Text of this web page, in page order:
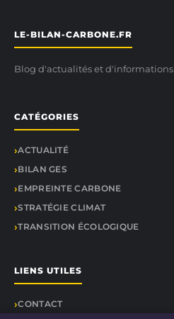
LE-BILAN-CARBONE.FR
Blog d'actualités et d'informations
CATÉGORIES
ACTUALITÉ
BILAN GES
EMPREINTE CARBONE
STRATÉGIE CLIMAT
TRANSITION ÉCOLOGIQUE
LIENS UTILES
CONTACT